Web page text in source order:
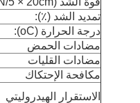
تمديد الشد (٪):
درجة الحرارة (oC):
مضادات الحمض
مضادات القليات
مكافحة الإحتكاك
الاستقرار الهيدروليتي